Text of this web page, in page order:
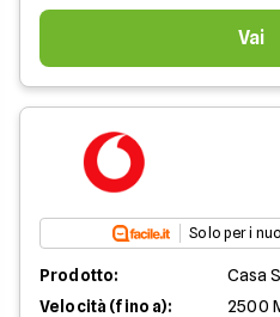
Vai
Solo per i
Prodotto:
Casa
Velocità (fino a):
2500